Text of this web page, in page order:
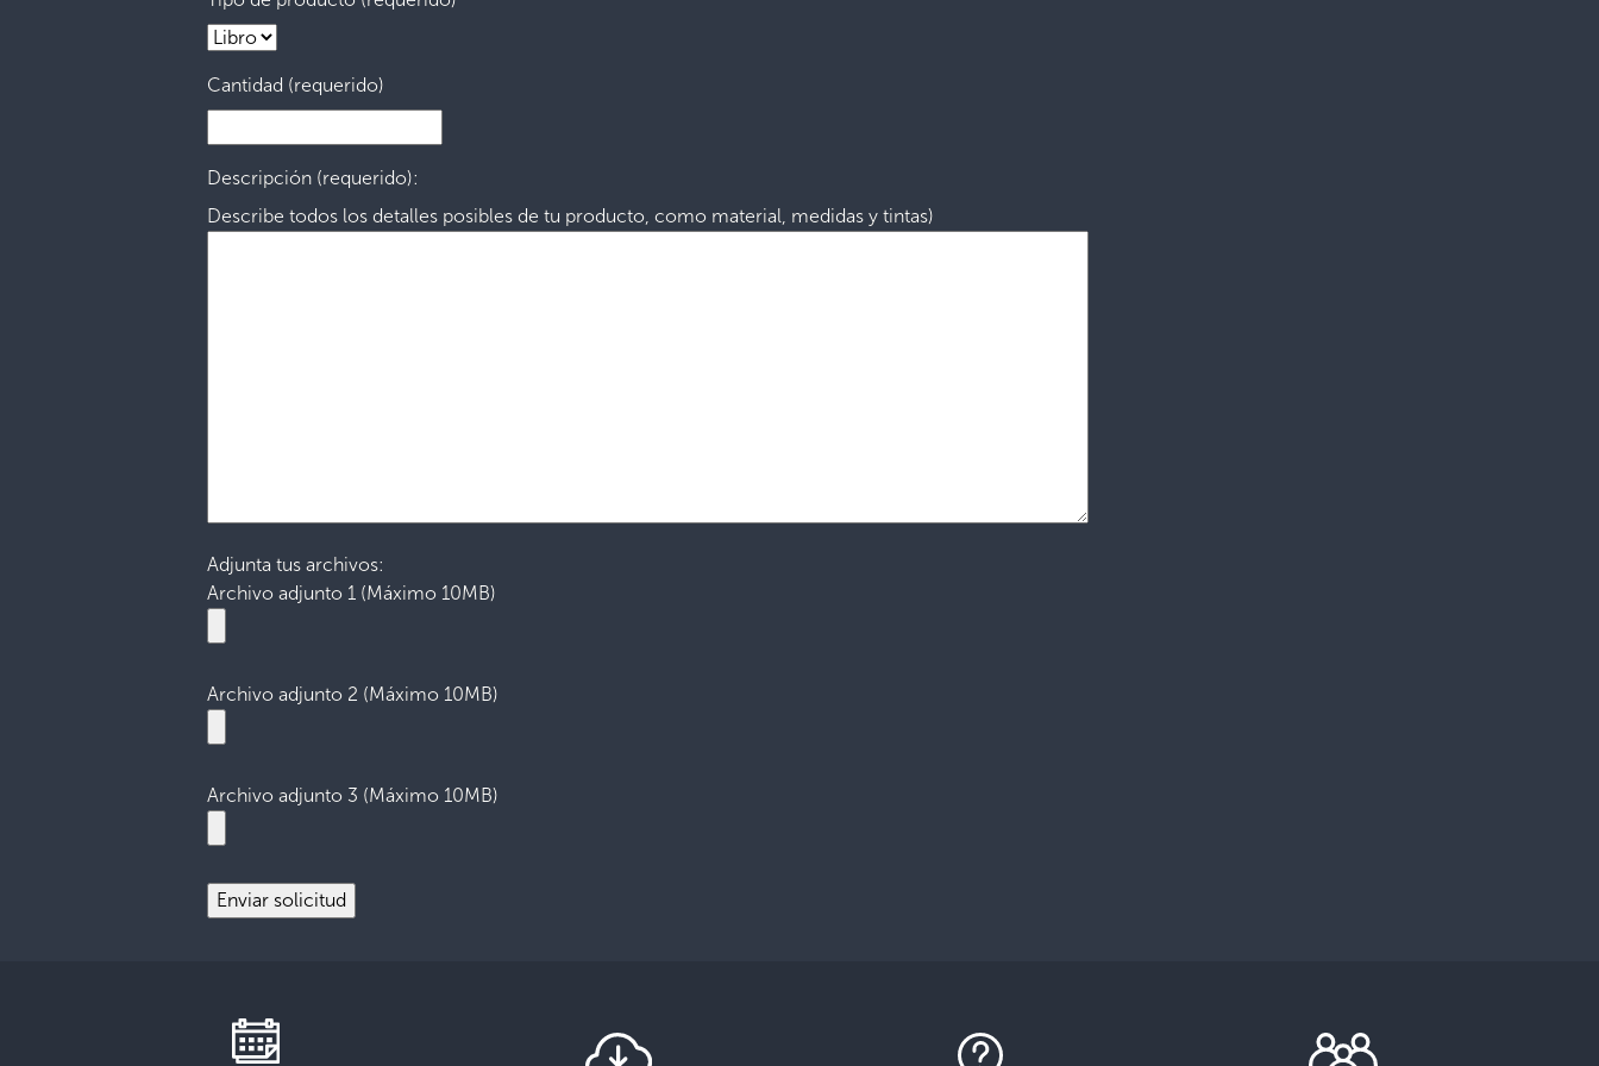
Cantidad (requerido)
Descripción (requerido):
Describe todos los detalles posibles de tu producto, como material, medidas y tintas)
Adjunta tus archivos:
Archivo adjunto 1 (Máximo 10MB)
Archivo adjunto 2 (Máximo 10MB)
Archivo adjunto 3 (Máximo 10MB)